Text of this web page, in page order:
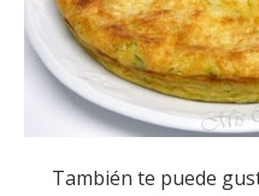
También te puede